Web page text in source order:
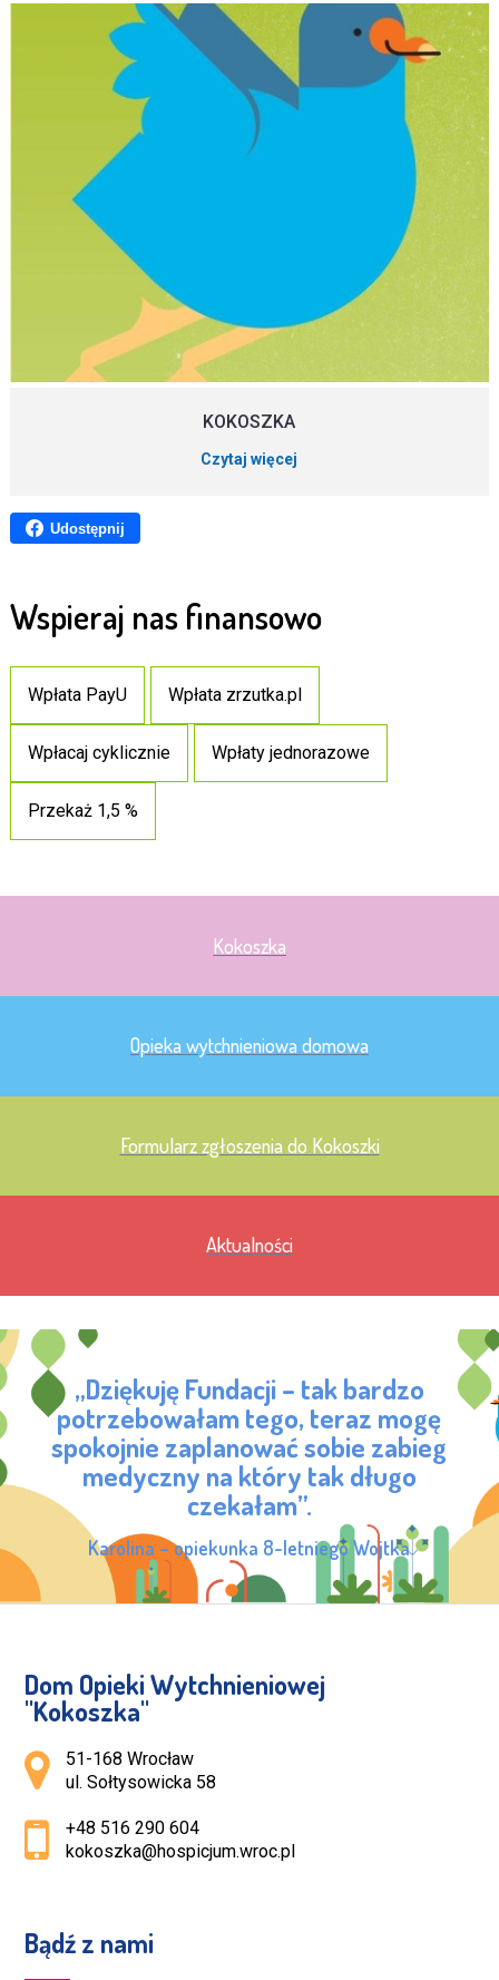
KOKOSZKA
Czytaj więcej
Udostępnij
Wspieraj nas finansowo
Wpłata PayU Wpłata zrzutka.pl
Wpłacaj cyklicznie Wpłaty jednorazowe
Przekaż 1,5 %
Kokoszka
Opieka wytchnieniowa domowa
Formularz zgłoszenia do Kokoszki
Aktualności
„Dziękuję Fundacji – tak bardzo
potrzebowałam tego, teraz mogę
spokojnie zaplanować sobie zabieg
medyczny na który tak długo
czekałam”.
Karolina – opiekunka 8-letniego Wojtka
Dom Opieki Wytchnieniowej
''Kokoszka''
Adres pocztowy:
51-168 Wrocław
ul. Sołtysowicka 58
+48 516 290 604
kokoszka@hospicjum.wroc.pl
Bądź z nami